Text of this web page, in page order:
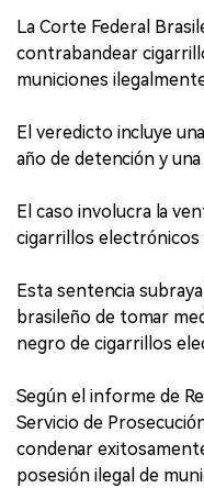
La Corte Federal
contrabandear
municiones
El veredicto incluye
año de detención y una
El caso involucra la
cigarrillos electrónicos
Esta sentencia
brasileño de tomar
negro de cigarrillos
Según el informe de
Servicio de
condenar
posesión ilegal de